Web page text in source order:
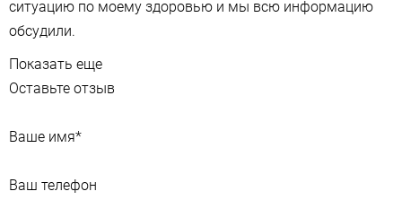
ситуацию по моему здоровью и мы всю информацию
обсудили.
Показать еще
Оставьте отзыв
Ваше имя*
Ваш телефон